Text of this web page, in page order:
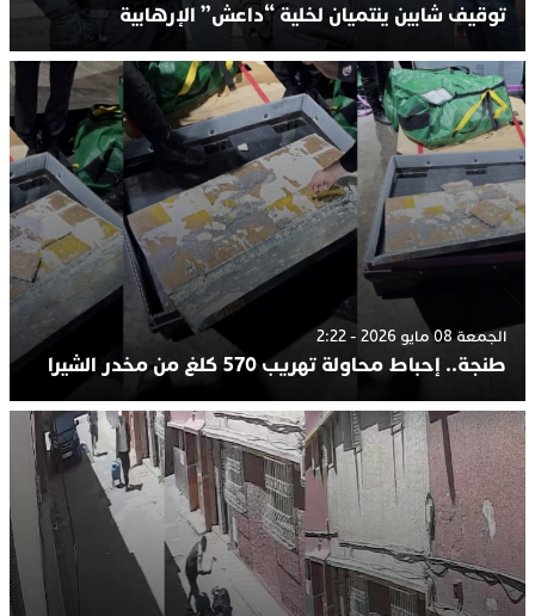
توقيف شابين ينتميان لخلية “داعش” الإرهابية
الجمعة 08 مايو 2026 - 2:22
طنجة.. إحباط محاولة تهريب 570 كلغ من مخدر الشيرا